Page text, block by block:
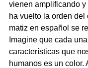
vienen amplificando
ha vuelto la orden del
matiz en español se
Imagine que cada
características que
humanos es un color.